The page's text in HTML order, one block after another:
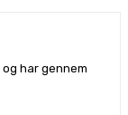
har gennem